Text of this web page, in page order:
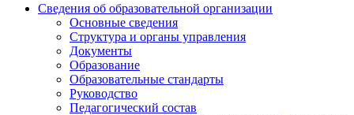
Сведения об образовательной организации
Основные сведения
Структура и органы управления
Документы
Образование
Образовательные стандарты
Руководство
Педагогический состав